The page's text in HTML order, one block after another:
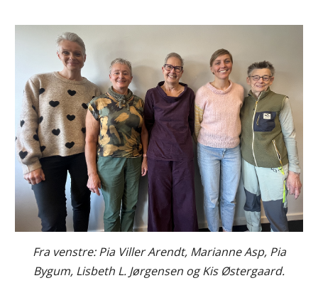
Fra venstre: Pia Viller Arendt, Marianne Asp, Pia
Bygum, Lisbeth L. Jørgensen og Kis Østergaard.